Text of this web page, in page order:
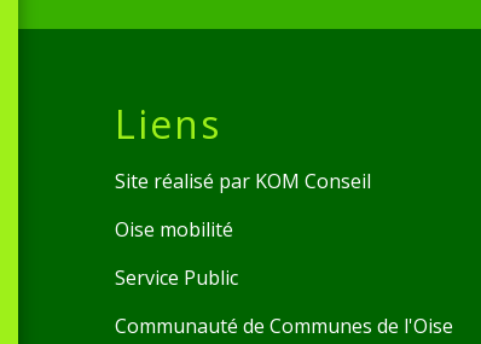
Liens
Site réalisé par KOM Conseil
Oise mobilité
Service Public
Communauté de Communes de l'Oise